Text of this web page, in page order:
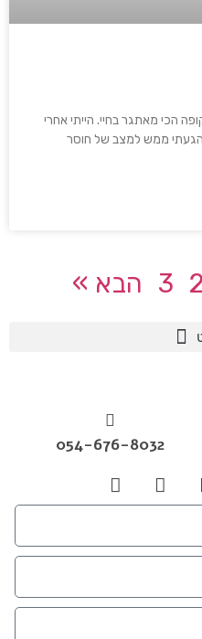
הכי מאתגר בחיי. הייתי אחרי
ממש למצב של חוסר
2
3 הבא »
054-676-8032